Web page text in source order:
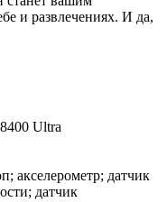
и развлечениях. И да,
Ultra
акселерометр; датчик
датчик